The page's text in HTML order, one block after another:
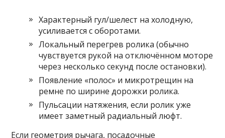
Характерный гул/шелест на холодную,
усиливается с оборотами.
Локальный перегрев ролика (обычно
чувствуется рукой на отключённом моторе
через несколько секунд после остановки).
Появление «полос» и микротрещин на
ремне по ширине дорожки ролика.
Пульсации натяжения, если ролик уже
имеет заметный радиальный люфт.
Если геометрия рычага, посадочные